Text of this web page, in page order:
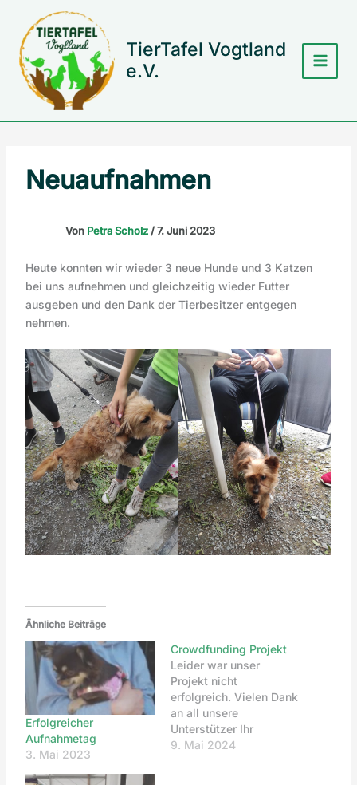
springen
TierTafel Vogtland
e.V.
Neuaufnahmen
Von Petra Scholz /7. Juni 2023
Heute konnten wir wieder 3 neue Hunde und 3 Katzen
bei uns aufnehmen und gleichzeitig wieder Futter
ausgeben und den Dank der Tierbesitzer entgegen
nehmen.
Ähnliche Beiträge
Erfolgreicher
Aufnahmetag
3. Mai 2023
Crowdfunding Projekt
Leider war unser
Projekt nicht
erfolgreich. Vielen Dank
an all unsere
Unterstützer Ihr
bekommt eure Spende
9. Mai 2024